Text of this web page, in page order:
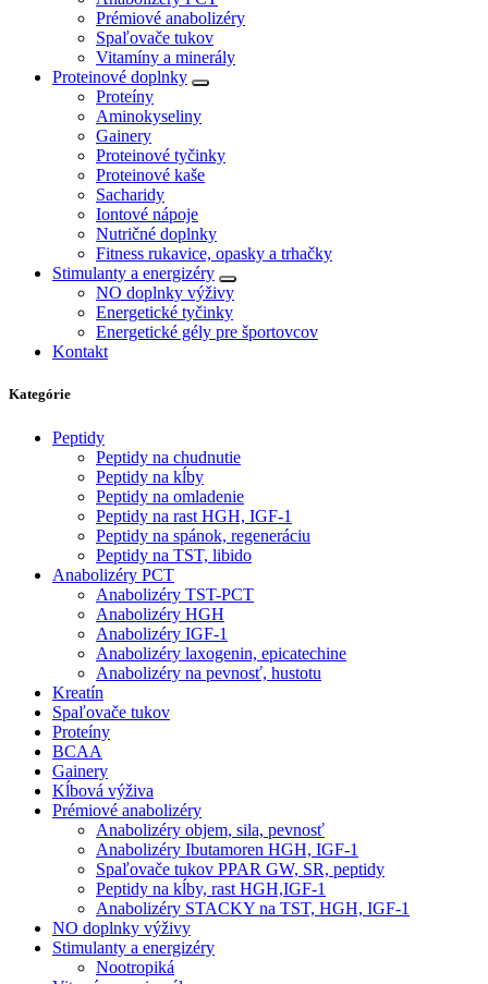
Prémiové anabolizéry
Spaľovače tukov
Vitamíny a minerály
Proteinové doplnky
Proteíny
Aminokyseliny
Gainery
Proteinové tyčinky
Proteinové kaše
Sacharidy
Iontové nápoje
Nutričné doplnky
Fitness rukavice, opasky a trhačky
Stimulanty a energizéry
NO doplnky výživy
Energetické tyčinky
Energetické gély pre športovcov
Kontakt
Kategórie
Peptidy
Peptidy na chudnutie
Peptidy na kĺby
Peptidy na omladenie
Peptidy na rast HGH, IGF-1
Peptidy na spánok, regeneráciu
Peptidy na TST, libido
Anabolizéry PCT
Anabolizéry TST-PCT
Anabolizéry HGH
Anabolizéry IGF-1
Anabolizéry laxogenin, epicatechine
Anabolizéry na pevnosť, hustotu
Kreatín
Spaľovače tukov
Proteíny
BCAA
Gainery
Kĺbová výživa
Prémiové anabolizéry
Anabolizéry objem, sila, pevnosť
Anabolizéry Ibutamoren HGH, IGF-1
Spaľovače tukov PPAR GW, SR, peptidy
Peptidy na kĺby, rast HGH,IGF-1
Anabolizéry STACKY na TST, HGH, IGF-1
NO doplnky výživy
Stimulanty a energizéry
Nootropiká